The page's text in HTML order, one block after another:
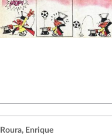
Roura, Enrique